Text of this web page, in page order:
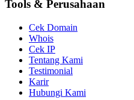
Tools & Perusahaan
Cek Domain
Whois
Cek IP
Tentang Kami
Testimonial
Karir
Hubungi Kami